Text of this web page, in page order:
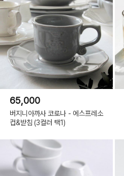
65,000
버지니아까사 코로나 - 에스프레소
컵&받침 (3컬러 택1)